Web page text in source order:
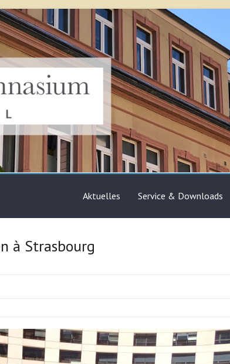
Bruchsal
Aktuelles Service & Downloads
à Strasbourg